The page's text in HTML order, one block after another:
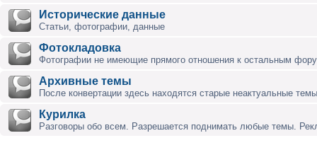
Исторические данные
Статьи, фотографии, данные
Фотокладовка
Фотографии не имеющие прямого отношения к остальным
Архивные темы
После конвертации здесь находятся старые неактуальные
Курилка
Разговоры обо всем. Разрешается поднимать любые темы.